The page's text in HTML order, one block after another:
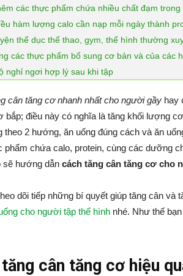
các thực phẩm chứa nhiều chất đạm trong
hàm lượng calo cần nạp mỗi ngày thành
thể dục thể thao, gym, thể hình thường
các thực phẩm bổ sung cơ bản và của các
nghỉ ngơi hợp lý sau khi tập
cân tăng cơ nhanh nhất cho người gầy hay
bắp; điều này có nghĩa là tăng khối lượng
theo 2 hướng, ăn uống đúng cách và ăn
phẩm chứa calo, protein, cùng các dưỡng
sẽ hướng dẫn cách tăng cân tăng cơ cho
dõi tiếp những bí quyết giúp tăng cân và
cho người tập thể hình nhé. Như thế
cân tăng cơ hiệu